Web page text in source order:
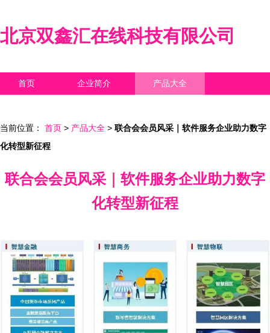
北京双鑫汇在线科技有限公司
首页 企业简介 产品大全
当前位置： 首页 > 产品大全 > 联合会会员风采｜软件服务企业助力数字
化转型新征程
联合会会员风采｜软件服务企业助力数字
化转型新征程